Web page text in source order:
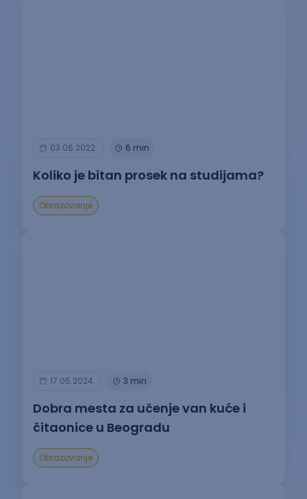
03.06.2022. 6 min
Koliko je bitan prosek na studijama?
Obrazovanje
17.05.2024. 3 min
Dobra mesta za učenje van kuće i
čitaonice u Beogradu
Obrazovanje